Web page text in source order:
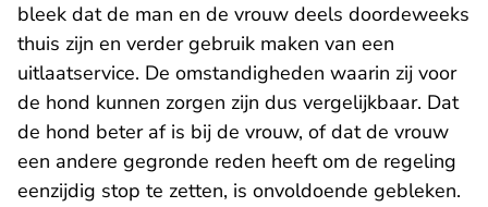
bleek dat de man en de vrouw deels doordeweeks
thuis zijn en verder gebruik maken van een
uitlaatservice. De omstandigheden waarin zij voor
de hond kunnen zorgen zijn dus vergelijkbaar. Dat
de hond beter af is bij de vrouw, of dat de vrouw
een andere gegronde reden heeft om de regeling
eenzijdig stop te zetten, is onvoldoende gebleken.